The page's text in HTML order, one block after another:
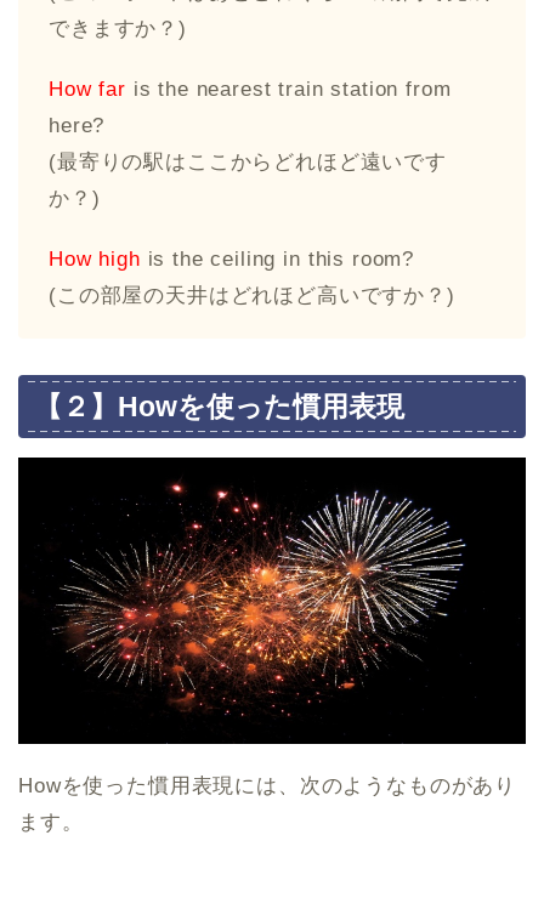
できますか？)
How far is the nearest train station from
here?
(最寄りの駅はここからどれほど遠いです
か？)
How high is the ceiling in this room?
(この部屋の天井はどれほど高いですか？)
【２】Howを使った慣用表現
Howを使った慣用表現には、次のようなものがあり
ます。